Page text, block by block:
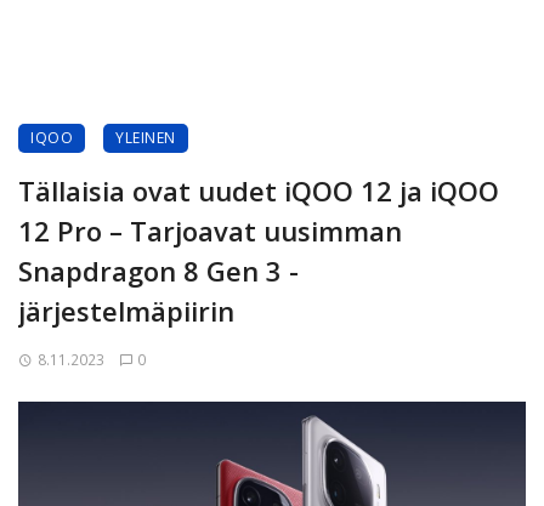
IQOO YLEINEN
Tällaisia ovat uudet iQOO 12 ja iQOO
12 Pro – Tarjoavat uusimman
Snapdragon 8 Gen 3 -
järjestelmäpiirin
8.11.2023 0